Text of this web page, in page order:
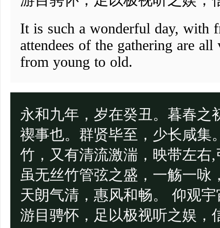
It is such a wonderful day, with
attendees of the gathering are
from young to old.
永和九年，岁在癸丑。暮春之
禊事也。群贤毕至，少长咸集
竹，又有清流激湍，映带左右
虽无丝竹管弦之盛，一觞一咏
天朗气清，惠风和畅。 仰观
游目骋怀，足以极视听之娱，